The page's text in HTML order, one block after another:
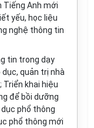
Anh mới
yếu, học liệu
nghệ thông tin
tin trong dạy
dục, quản trị nhà
khai hiệu
để bồi dưỡng
phổ thông
phổ thông mới